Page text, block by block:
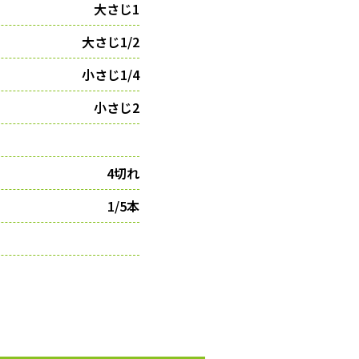
大さじ1
大さじ1/2
小さじ1/4
小さじ2
4切れ
1/5本